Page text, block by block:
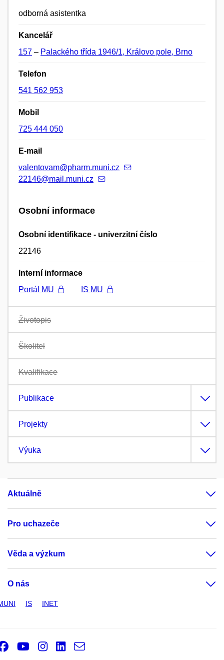
odborná asistentka
Kancelář
157 – Palackého třída 1946/1, Královo pole, Brno
Telefon
541 562 953
Mobil
725 444 050
E-mail
valentovam@pharm.muni.cz
22146@mail.muni.cz
Osobní informace
Osobní identifikace - univerzitní číslo
22146
Interní informace
Portál MU
IS MU
Životopis
Školitel
Kvalifikace
Publikace
Projekty
Výuka
Aktuálně
Pro uchazeče
Věda a výzkum
O nás
IS INET
Facebook
Youtube
Instagram
LinkedIn
e-